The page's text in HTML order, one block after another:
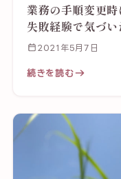
業務の手順変更
失敗経験で気づ
2021年5月7日
続きを読む